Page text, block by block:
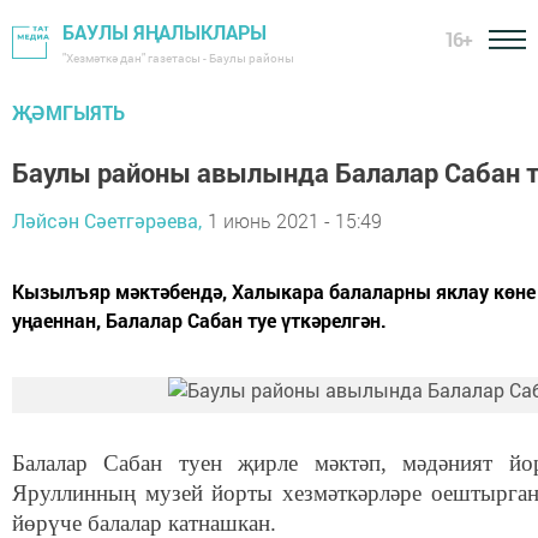
БАУЛЫ ЯҢАЛЫКЛАРЫ
"Хезмәткә дан" газетасы - Баулы районы
16+
ҖӘМГЫЯТЬ
Баулы районы авылында Балалар Сабан
Ләйсән Сәетгәрәева, 1 июнь 2021 - 15:49
Кызылъяр мәктәбендә, Халыкара балаларны яклау
уңаеннан, Балалар Сабан туе үткәрелгән.
Балалар Сабан туен җирле мәктәп, мәдәният
Яруллинның музей йорты хезмәткәрләре
йөрүче балалар катнашкан.